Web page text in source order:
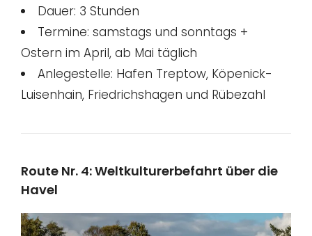
Dauer: 3 Stunden
Termine: samstags und sonntags +
Ostern im April, ab Mai täglich
Anlegestelle: Hafen Treptow, Köpenick-
Luisenhain, Friedrichshagen und Rübezahl
Route Nr. 4: Weltkulturerbefahrt über die
Havel